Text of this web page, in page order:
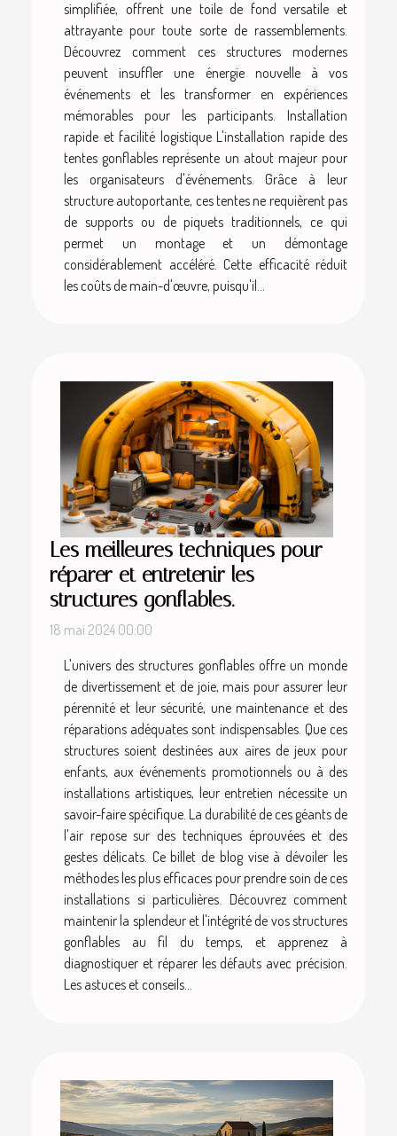
simplifiée, offrent une toile de fond versatile et
attrayante pour toute sorte de rassemblements.
Découvrez comment ces structures modernes
peuvent insuffler une énergie nouvelle à vos
événements et les transformer en expériences
mémorables pour les participants. Installation
rapide et facilité logistique L'installation rapide des
tentes gonflables représente un atout majeur pour
les organisateurs d'événements. Grâce à leur
structure autoportante, ces tentes ne requièrent pas
de supports ou de piquets traditionnels, ce qui
permet un montage et un démontage
considérablement accéléré. Cette efficacité réduit
les coûts de main-d'œuvre, puisqu'il...
Les meilleures techniques pour
réparer et entretenir les
structures gonflables.
18 mai 2024 00:00
L'univers des structures gonflables offre un monde
de divertissement et de joie, mais pour assurer leur
pérennité et leur sécurité, une maintenance et des
réparations adéquates sont indispensables. Que ces
structures soient destinées aux aires de jeux pour
enfants, aux événements promotionnels ou à des
installations artistiques, leur entretien nécessite un
savoir-faire spécifique. La durabilité de ces géants de
l'air repose sur des techniques éprouvées et des
gestes délicats. Ce billet de blog vise à dévoiler les
méthodes les plus efficaces pour prendre soin de ces
installations si particulières. Découvrez comment
maintenir la splendeur et l'intégrité de vos structures
gonflables au fil du temps, et apprenez à
diagnostiquer et réparer les défauts avec précision.
Les astuces et conseils...